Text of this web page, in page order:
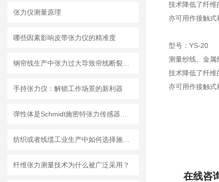
张力仪测量原理
哪些因素影响皮带张力仪的精准度
手持张力仪：解锁工作场景的新利器
纤维张力测量技术为什么被广泛采用？
技术降低了纤维
亦可用作接触式
型号：YS-20
测量纱线、金属
技术降低了纤维
亦可用作接触式
在线咨